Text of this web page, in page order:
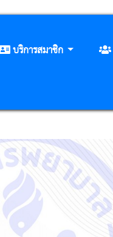
บริการสมาชิก